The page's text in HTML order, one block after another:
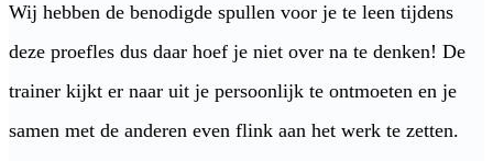
Wij hebben de benodigde spullen voor je te leen tijdens
deze proefles dus daar hoef je niet over na te denken! De
trainer kijkt er naar uit je persoonlijk te ontmoeten en je
samen met de anderen even flink aan het werk te zetten.